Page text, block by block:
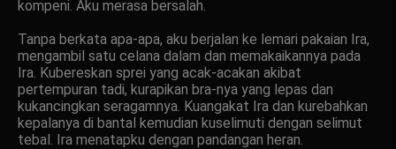
kompeni. Aku merasa bersalah.
Tanpa berkata apa-apa, aku berjalan ke lemari pakaian Ira,
mengambil satu celana dalam dan memakaikannya pada
Ira. Kubereskan sprei yang acak-acakan akibat
pertempuran tadi, kurapikan bra-nya yang lepas dan
kukancingkan seragamnya. Kuangakat Ira dan kurebahkan
kepalanya di bantal kemudian kuselimuti dengan selimut
tebal. Ira menatapku dengan pandangan heran.